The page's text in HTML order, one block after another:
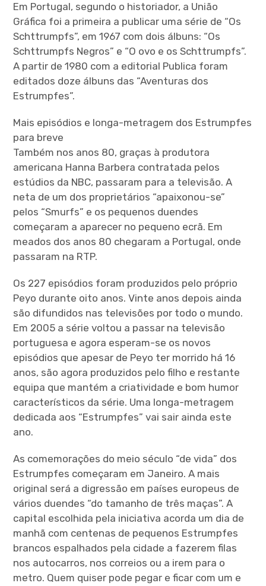
Em Portugal, segundo o historiador, a União
Gráfica foi a primeira a publicar uma série de “Os
Schttrumpfs”, em 1967 com dois álbuns: “Os
Schttrumpfs Negros” e “O ovo e os Schttrumpfs”.
A partir de 1980 com a editorial Publica foram
editados doze álbuns das “Aventuras dos
Estrumpfes”.
Mais episódios e longa-metragem dos Estrumpfes
para breve
Também nos anos 80, graças à produtora
americana Hanna Barbera contratada pelos
estúdios da NBC, passaram para a televisão. A
neta de um dos proprietários “apaixonou-se”
pelos “Smurfs” e os pequenos duendes
começaram a aparecer no pequeno ecrã. Em
meados dos anos 80 chegaram a Portugal, onde
passaram na RTP.
Os 227 episódios foram produzidos pelo próprio
Peyo durante oito anos. Vinte anos depois ainda
são difundidos nas televisões por todo o mundo.
Em 2005 a série voltou a passar na televisão
portuguesa e agora esperam-se os novos
episódios que apesar de Peyo ter morrido há 16
anos, são agora produzidos pelo filho e restante
equipa que mantém a criatividade e bom humor
característicos da série. Uma longa-metragem
dedicada aos “Estrumpfes” vai sair ainda este
ano.
As comemorações do meio século “de vida” dos
Estrumpfes começaram em Janeiro. A mais
original será a digressão em países europeus de
vários duendes “do tamanho de três maças”. A
capital escolhida pela iniciativa acorda um dia de
manhã com centenas de pequenos Estrumpfes
brancos espalhados pela cidade a fazerem filas
nos autocarros, nos correios ou a irem para o
metro. Quem quiser pode pegar e ficar com um e